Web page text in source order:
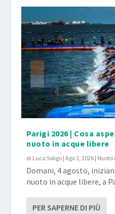
Parigi 2026 | Cosa
nuoto in acque libere
di Luca Soligo |Ago 3, 2026 | Nuoto
Domani, 4 agosto,
nuoto in acque libere, a
PER SAPERNE DI PIÙ